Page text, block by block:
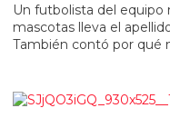
Un futbolista del
mascotas lleva el
También contó por qué